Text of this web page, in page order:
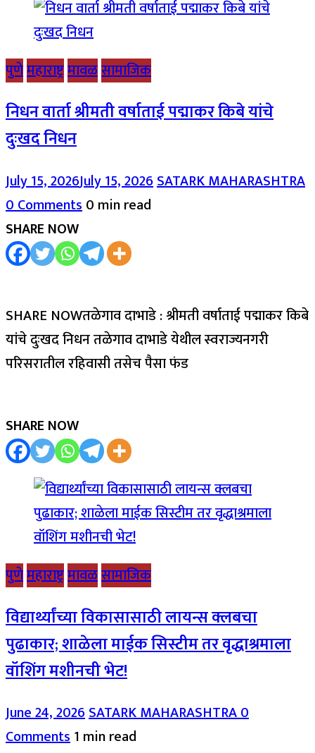
पुणेमहाराष्ट्रमावळसामाजिक
निधन वार्ता श्रीमती वर्षाताई पद्माकर किबे यांचे
दुःखद निधन
July 15, 2026July 15, 2026SATARK MAHARASHTRA
0 Comments0 min read
SHARE NOW
SHARE NOWतळेगाव दाभाडे : श्रीमती वर्षाताई पद्माकर किबे
यांचे दुःखद निधन तळेगाव दाभाडे येथील स्वराज्यनगरी
परिसरातील रहिवासी तसेच पैसा फंड
SHARE NOW
पुणेमहाराष्ट्रमावळसामाजिक
विद्यार्थ्यांच्या विकासासाठी लायन्स क्लबचा
पुढाकार; शाळेला माईक सिस्टीम तर वृद्धाश्रमाला
वॉशिंग मशीनची भेट!
June 24, 2026SATARK MAHARASHTRA0
Comments1 min read